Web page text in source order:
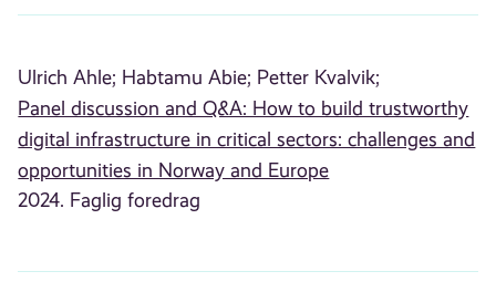
Ulrich Ahle; Habtamu Abie; Petter Kvalvik;
Panel discussion and Q&A: How to build trustworthy
digital infrastructure in critical sectors: challenges and
opportunities in Norway and Europe
2024. Faglig foredrag